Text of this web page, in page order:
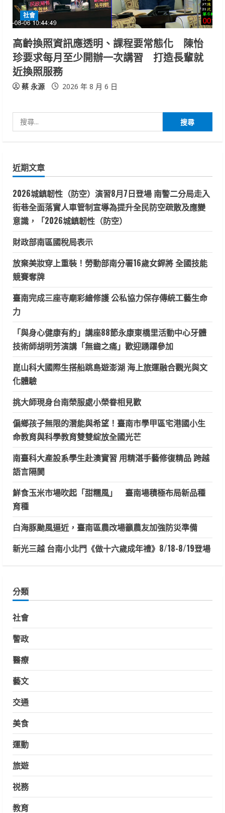
社會
高齡換照資訊應透明、課程要常態化 陳怡
珍要求每月至少開辦一次講習 打造長輩就
近換照服務
蔡 永源 2026 年 8 月 6 日
尋
字:
近期文章
2026城鎮韌性（防空）演習8月7日登場 南警二分局走入
街巷全面落實人車管制宣導為提升全民防空疏散及應變
意識，「2026城鎮韌性（防空）
財政部南區國稅局表示
放棄美妝穿上重裝！勞動部南分署16歲女銲將 全國技能
競賽奪牌
臺南完成三座寺廟彩繪修護 公私協力保存傳統工藝生命
力
「與身心健康有約」講座88節永康東橋里活動中心牙體
技術師胡明芳演講「無齒之痛」歡迎踴躍參加
崑山科大國際生搭船跳島遊澎湖 海上旅運融合觀光與文
化體驗
挑大師現身台南榮服處小榮眷相見歡
偏鄉孩子無限的潛能與希望！臺南市學甲區宅港國小生
命教育與科學教育雙雙綻放全國光芒
南臺科大產設系學生赴澳實習 用精湛手藝修復精品 跨越
語言隔閡
鮮食玉米市場吹起「甜糯風」 臺南場積極布局新品種
育種
白海豚颱風逼近，臺南區農改場籲農友加強防災準備
新光三越 台南小北門《做十六歲成年禮》8/18-8/19登場
分類
社會
警政
醫療
藝文
交通
美食
運動
旅遊
祱務
教育